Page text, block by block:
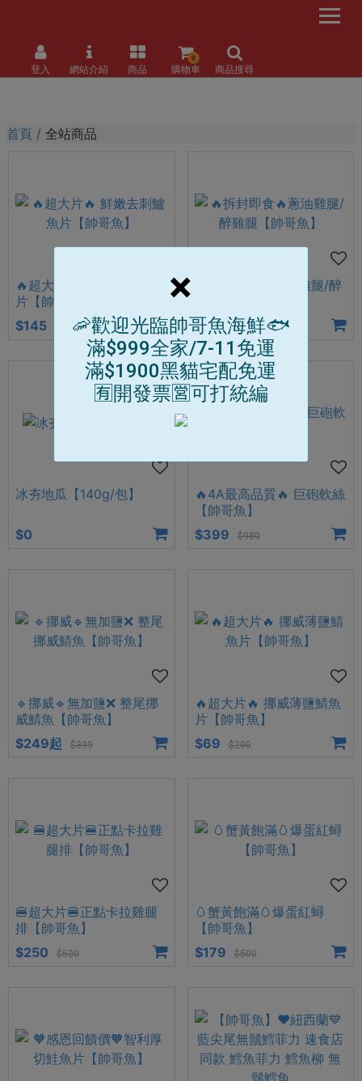
登入 網站介紹 商品 購物車
0
商品搜尋
首頁 全站商品
🔥超大片🔥 鮮嫩去刺鱸魚
片【帥哥魚】
$145
🔥拆封即食🔥蔥油雞腿/醉
$239
$500
冰夯地瓜【140g/包】
$0
🔥4A最高品質🔥 巨砲軟絲
【帥哥魚】
$399
$980
🔹挪威🔹無加鹽❌ 整尾挪
威鯖魚【帥哥魚】
$249起
$399
🔥超大片🔥 挪威薄鹽鯖魚
片【帥哥魚】
$69
$200
🍔超大片🍔正點卡拉雞腿
排【帥哥魚】
$250
$500
🥚蟹黃飽滿🥚爆蛋紅蟳
【帥哥魚】
$179
$500
×
🦐歡迎光臨帥哥魚海鮮🐟
滿$999全家/7-11免運
滿$1900黑貓宅配免運
🈶開發票🈺可打統編